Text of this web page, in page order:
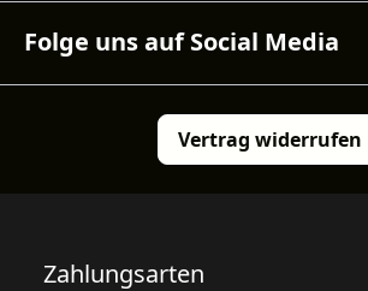
Folge uns auf Social Media
Vertrag widerrufen
Zahlungsarten